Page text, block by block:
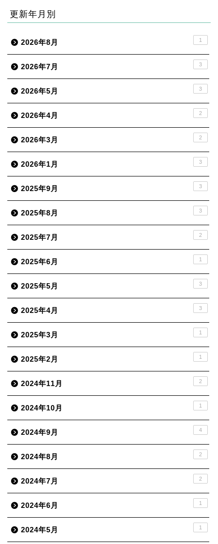
更新年月別
2026年8月 1
2026年7月 3
2026年5月 3
2026年4月 2
2026年3月 2
2026年1月 3
2025年9月 3
2025年8月 3
2025年7月 2
2025年6月 1
2025年5月 3
2025年4月 3
2025年3月 1
2025年2月 1
2024年11月 2
2024年10月 1
2024年9月 4
2024年8月 2
2024年7月 2
2024年6月 1
2024年5月 1